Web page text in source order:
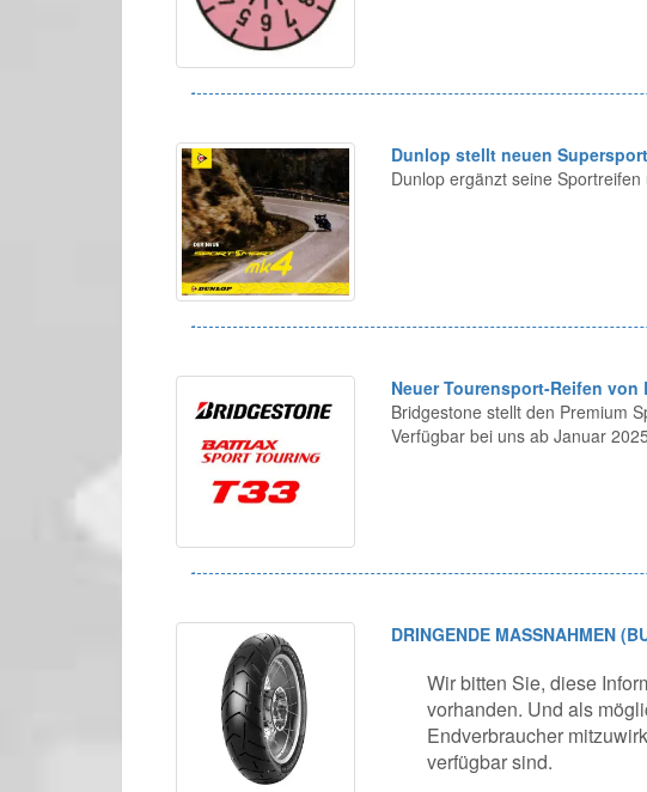
Dunlop stellt neuen
Dunlop ergänzt seine
Neuer Tourensport-Reifen von
Bridgestone stellt den Premium
Verfügbar bei uns ab Januar
DRINGENDE MASSNAHMEN
Wir bitten Sie, diese
vorhanden. Und als
Endverbraucher
verfügbar sind.